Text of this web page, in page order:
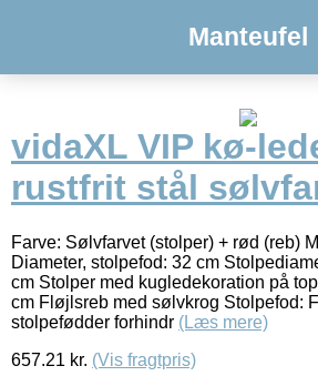
Manteufel
vidaXL VIP kø-
rustfrit stål
Farve: Sølvfarvet (stolper) + rød (reb)
Diameter, stolpefod: 32 cm
cm Stolper med kugledekoration på
cm Fløjlsreb med sølvkrog Stolpefod:
stolpefødder forhindr (Læs mere)
657.21 kr. (Vis fragtpris)